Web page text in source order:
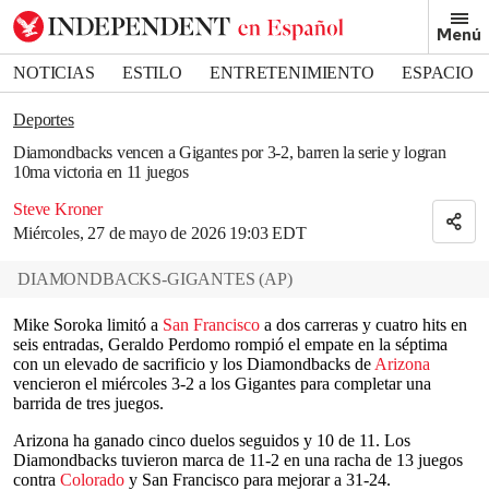
Menú
NOTICIAS ESTILO ENTRETENIMIENTO
ESPACIO
DEPORTES
Deportes
Diamondbacks vencen a Gigantes por 3-2, barren la serie y logran
10ma victoria en 11 juegos
Steve Kroner
Miércoles, 27 de mayo de 2026 19:03 EDT
Bookmark popover
Removed from bookmarks
Close popover
DIAMONDBACKS-GIGANTES (AP)
Mike Soroka limitó a San Francisco a dos carreras y cuatro hits en
seis entradas, Geraldo Perdomo rompió el empate en la séptima
con un elevado de sacrificio y los Diamondbacks de Arizona
vencieron el miércoles 3-2 a los Gigantes para completar una
barrida de tres juegos.
Arizona ha ganado cinco duelos seguidos y 10 de 11. Los
Diamondbacks tuvieron marca de 11-2 en una racha de 13 juegos
contra Colorado y San Francisco para mejorar a 31-24.